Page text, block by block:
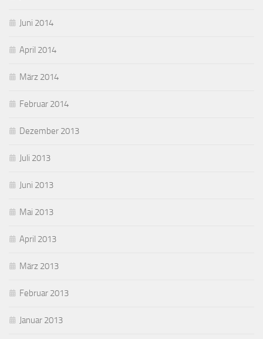
Juni 2014
April 2014
März 2014
Februar 2014
Dezember 2013
Juli 2013
Juni 2013
Mai 2013
April 2013
März 2013
Februar 2013
Januar 2013